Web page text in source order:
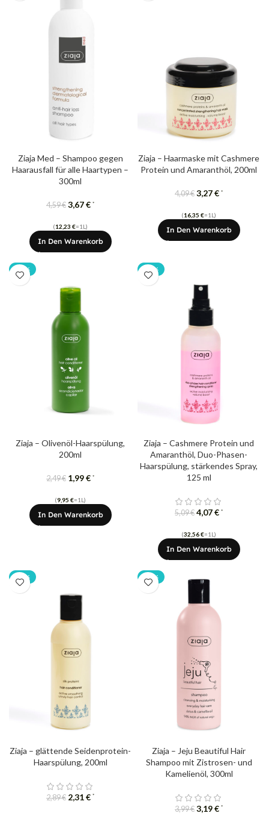
Ziaja Med – Shampoo gegen
Haarausfall für alle Haartypen –
300ml
4,59€ 3,67€ *
(12,23 €=1L)
In Den Warenkorb
Ziaja – Haarmaske mit Cashmere
Protein ​​und Amaranthöl, 200ml
4,09€ 3,27€ *
(16,35 €=1L)
In Den Warenkorb
-20%
Ziaja – Olivenöl-Haarspülung,
200ml
2,49€ 1,99€ *
(9,95 €=1L)
In Den Warenkorb
-20%
Ziaja – Cashmere Protein ​​und
Amaranthöl, Duo-Phasen-
Haarspülung, stärkendes Spray,
125 ml
5,09€ 4,07€ *
(32,56€=1L)
In Den Warenkorb
-20%
Ziaja – glättende Seidenprotein-
Haarspülung, 200ml
2,89€ 2,31€ *
-20%
Ziaja – Jeju Beautiful Hair
Shampoo mit Zistrosen- und
Kamelienöl, 300ml
3,99€ 3,19€ *